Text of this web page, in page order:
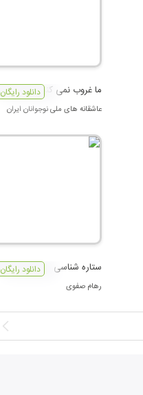
ما غروب نمی کنیم
عاشقانه های ملی نوجوانان ایران
دانلود رایگان
ستاره شناسی
رهام صفوی
دانلود رایگان